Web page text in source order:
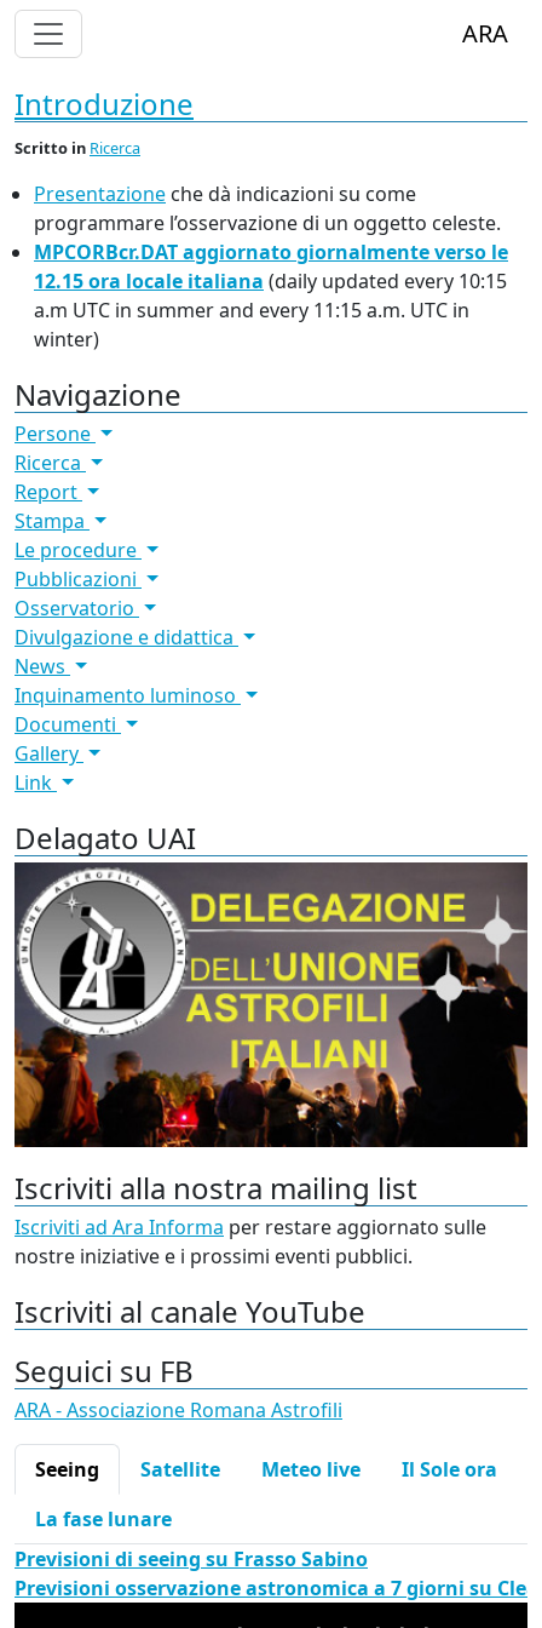
Alterna Visualizzazione Menù ARA
Introduzione
Scritto in Ricerca
Presentazione che dà indicazioni su come
programmare l’osservazione di un oggetto celeste.
MPCORBcr.DATaggiornato giornalmente verso le
12.15 ora locale italiana (daily updated every 10:15
a.m UTC in summer and every 11:15 a.m. UTC in
winter)
Navigazione
Persone
Ricerca
Report
Stampa
Le procedure
Pubblicazioni
Osservatorio
Divulgazione e didattica
News
Inquinamento luminoso
Documenti
Gallery
Link
Delagato UAI
Iscriviti alla nostra mailing list
Iscriviti ad Ara Informa per restare aggiornato sulle
nostre iniziative e i prossimi eventi pubblici.
Iscriviti al canale YouTube
Seguici su FB
ARA - Associazione Romana Astrofili
Seeing Satellite Meteo live
Il Sole ora
La fase lunare
Previsioni di seeing su Frasso Sabino
Previsioni osservazione astronomica a 7 giorni su